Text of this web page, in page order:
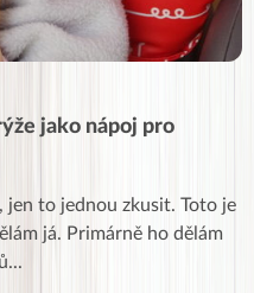
jako nápoj pro
jen to jednou zkusit. Toto je
já. Primárně ho dělám
...